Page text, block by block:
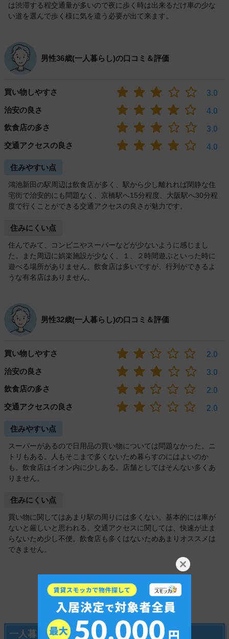
は渋滞する程交通量が多いので夜に歩く時は出来るだけ車の少な
い道を選んで歩く様に気を遣う必要が出て来ます。
男性36歳(一人暮らし)の口コミ＆評価
買い物しやすさ
3.0
治安の良さ
4.0
飲食店の多さ
3.0
交通アクセスの良さ
4.0
住みやすい点
鴻池新田の駅周辺は飲食店が多く、駅から少し離れれば閑静な住
宅街で治安的にも問題なく、京橋駅へ15分程度、大阪駅へ30分程
度で行くことができる交通アクセスの良さが魅力です。
住みにくい点
住んでみて、コンビニやスーパーなどが少ないように感じまし
た。また周辺に娯楽施設が少なく、１、２時間遊ぶといった時に
遊べる場所がありません。飲食店は多いですが、行列ができるよ
うな有名店はありません。
男性32歳(一人暮らし)の口コミ＆評価
買い物しやすさ
2.0
治安の良さ
3.0
飲食店の多さ
2.0
交通アクセスの良さ
2.0
住みやすい点
スーパーがあるので日用品の買い物については問題なかった。ニ
トリもある。人もそこまで多くないため暮らすのにはよいのか
も。飲食店はイオン内に少しある。店舗としてはそんない多くあ
りません。
住みにくい点
買い物に関してはあまり駅の周りには多くない。基本的には車が
ないと厳しいと思われる。交通アクセスに関しては、快速が止ま
らないため少し不便。飲食店も多くはないためあまりオススメは
できません。
口コミ・評価をもっと見る
一人暮らし向けの間取りの家賃相場